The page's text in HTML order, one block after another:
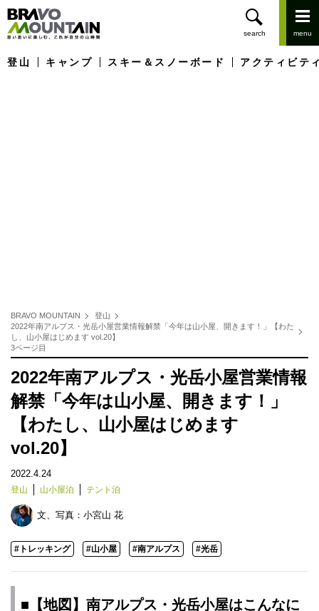
登山 キャンプ スキー＆スノーボード アクティビテ
BRAVO MOUNTAIN
登山
2022年南アルプス・光岳小屋営業情報解禁「今年は山小屋、開きます！」【わた
し、山小屋はじめます vol.20】
3ページ目
2022年南アルプス・光岳小屋営業情報
解禁「今年は山小屋、開きます！」
【わたし、山小屋はじめます
vol.20】
2022.4.24
登山 山小屋泊 テント泊
文、写真： 小宮山 花
#トレッキング #山小屋 #南アルプス #光岳
■【地図】南アルプス・光岳小屋はこんなに